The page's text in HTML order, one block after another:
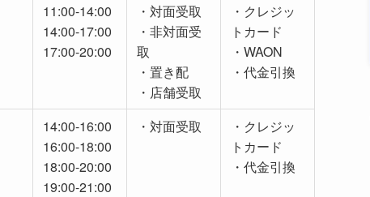
11:00-14:00
14:00-17:00
17:00-20:00
・対面受取
・非対面受
取
・置き配
・店舗受取
・クレジッ
トカード
・WAON
・代金引換
14:00-16:00
16:00-18:00
18:00-20:00
19:00-21:00
・対面受取
・クレジッ
トカード
・代金引換